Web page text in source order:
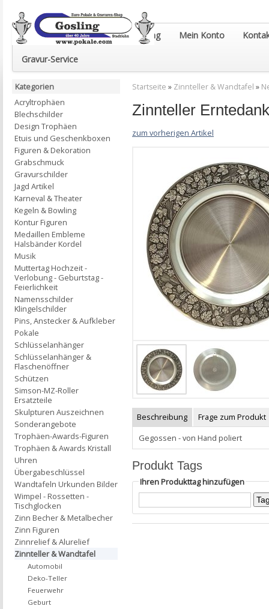
Euro-Pokale & Gravur-Shop Gosling Mein Konto
Gravur-Service
Startseite » Zinnteller & Wandtafel »
Zinnteller
zum vorherigen Artikel
Beschreibung
Frage zum Produkt
Gegossen - von Hand poliert
Produkt Tags
Ihren Produkttag hinzufügen
Kategorien
Acryltrophäen
Blechschilder
Design Trophäen
Etuis und Geschenkboxen
Figuren & Dekoration
Grabschmuck
Gravurschilder
Jagd Artikel
Karneval & Theater
Kegeln & Bowling
Kontur Figuren
Medaillen Embleme
Halsbänder Kordel
Musik
Muttertag Hochzeit -
Verlobung - Geburtstag -
Feierlichkeit
Namensschilder
Klingelschilder
Pins, Anstecker & Aufkleber
Pokale
Schlüsselanhänger
Schlüsselanhänger &
Flaschenöffner
Schützen
Simson-MZ-Roller
Ersatzteile
Skulpturen Auszeichnen
Sonderangebote
Trophäen-Awards-Figuren
Trophäen & Awards Kristall
Uhren
Übergabeschlüssel
Wandtafeln Urkunden Bilder
Wimpel - Rossetten -
Tischglocken
Zinn Becher & Metalbecher
Zinn Figuren
Zinnrelief & Alurelief
Zinnteller & Wandtafel
Automobil
Deko-Teller
Feuerwehr
Geburt